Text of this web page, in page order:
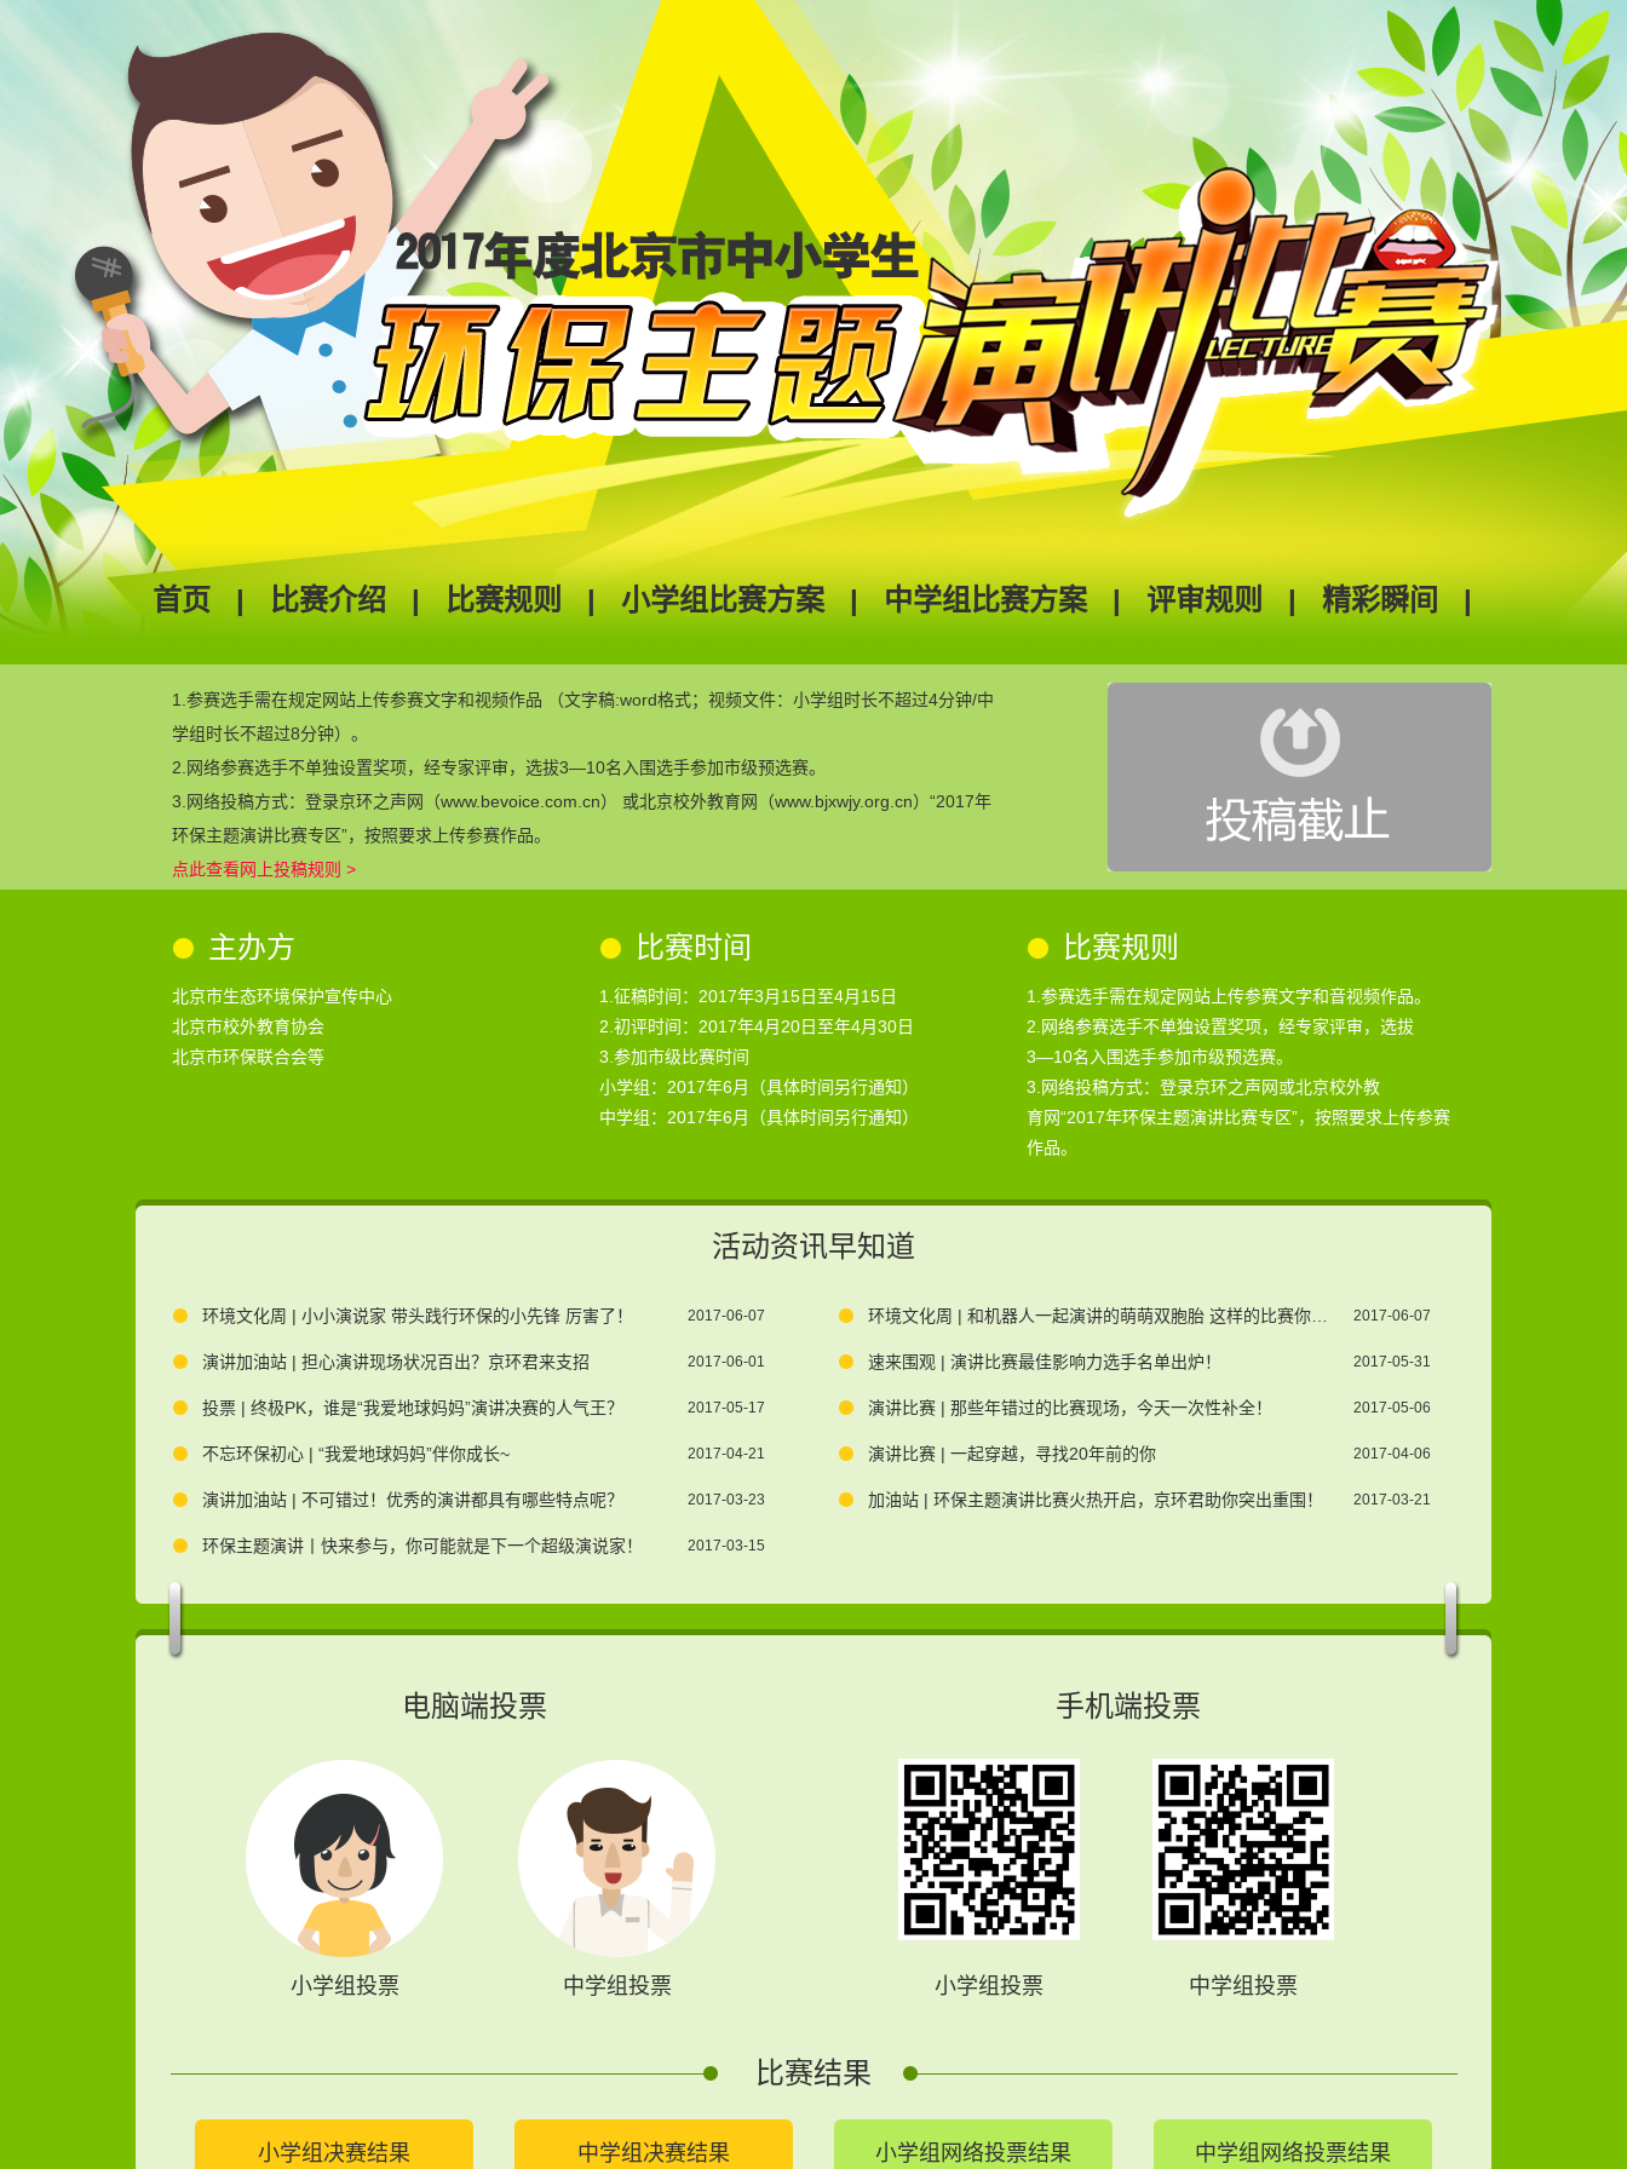
首页 | 比赛介绍 | 比赛规则 | 小学组比赛方案 | 中学组比赛方案 | 评审规则 | 精彩瞬间 |
1.参赛选手需在规定网站上传参赛文字和视频作品 （文字稿:word格式；视频文件：小学组时长不超过4分钟/中
学组时长不超过8分钟）。
2.网络参赛选手不单独设置奖项，经专家评审，选拔3—10名入围选手参加市级预选赛。
3.网络投稿方式：登录京环之声网（www.bevoice.com.cn） 或北京校外教育网（www.bjxwjy.org.cn）“2017年
环保主题演讲比赛专区”，按照要求上传参赛作品。
点此查看网上投稿规则 >
主办方
北京市生态环境保护宣传中心
北京市校外教育协会
北京市环保联合会等
比赛时间
1.征稿时间：2017年3月15日至4月15日
2.初评时间：2017年4月20日至年4月30日
3.参加市级比赛时间
小学组：2017年6月（具体时间另行通知）
中学组：2017年6月（具体时间另行通知）
比赛规则
1.参赛选手需在规定网站上传参赛文字和音视频作品。
2.网络参赛选手不单独设置奖项，经专家评审，选拔
3—10名入围选手参加市级预选赛。
3.网络投稿方式：登录京环之声网或北京校外教
育网“2017年环保主题演讲比赛专区”，按照要求上传参赛
作品。
活动资讯早知道
环境文化周 | 小小演说家 带头践行环保的小先锋 厉害了！ 2017-06-07 2017-06-07
演讲加油站 | 担心演讲现场状况百出？京环君来支招 2017-06-01 速来围观 | 演讲比赛最佳影响力选手名单出炉！ 2017-05-31
投票 | 终极PK，谁是“我爱地球妈妈”演讲决赛的人气王？ 2017-05-17 演讲比赛 | 那些年错过的比赛现场，今天一次性补全！ 2017-05-06
不忘环保初心 | “我爱地球妈妈”伴你成长~ 2017-04-21 演讲比赛 | 一起穿越，寻找20年前的你 2017-04-06
演讲加油站 | 不可错过！优秀的演讲都具有哪些特点呢？ 2017-03-23 加油站 | 环保主题演讲比赛火热开启，京环君助你突出重围！ 2017-03-21
环保主题演讲丨快来参与，你可能就是下一个超级演说家！ 2017-03-15
电脑端投票
小学组投票 中学组投票
手机端投票
小学组投票 中学组投票
比赛结果
小学组决赛结果 中学组决赛结果 小学组网络投票结果 中学组网络投票结果